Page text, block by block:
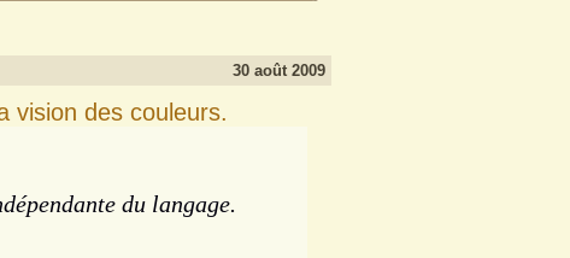
30 août 2009
vision des couleurs.
du langage.